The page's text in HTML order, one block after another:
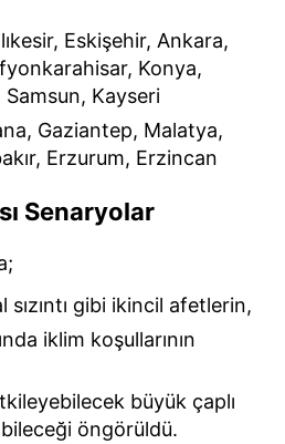
Eskişehir, Ankara,
Konya,
Kayseri
Gaziantep, Malatya,
Erzurum, Erzincan
Senaryolar
sızıntı gibi ikincil afetlerin,
iklim koşullarının
büyük çaplı
öngörüldü.